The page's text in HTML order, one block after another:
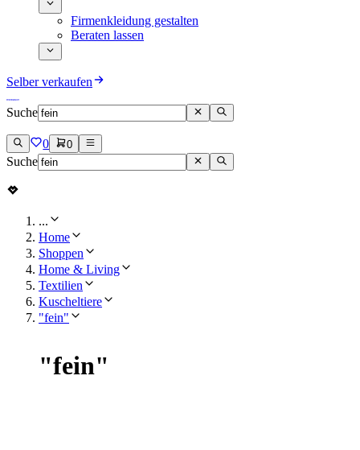
Firmenkleidung gestalten
Beraten lassen
Selber verkaufen
Suche
0 0
Suche
...
Home
Shoppen
Home & Living
Textilien
Kuscheltiere
"fein"
"fein"